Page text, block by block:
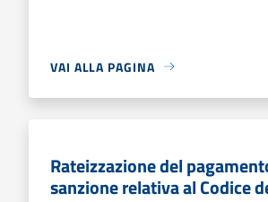
VAI ALLA PAGINA
Rateizzazione del
sanzione relativa al Codice